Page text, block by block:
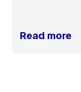
Read more